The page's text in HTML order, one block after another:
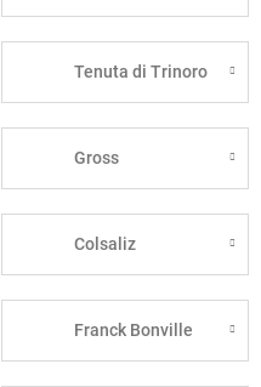
Tenuta di Trinoro
Gross
Colsaliz
Franck Bonville